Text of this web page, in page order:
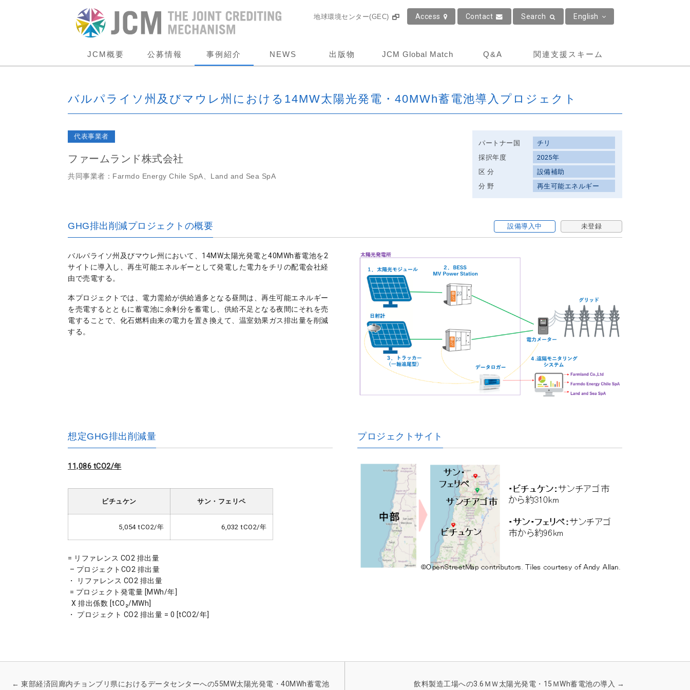
地球環境センター(GEC) Access Contact Search English
JCM概要 公募情報 事例紹介 NEWS 出版物 JCM Global Match Q&A 関連支援スキーム
バルパライソ州及びマウレ州における14MW太陽光発電・40MWh蓄電池導入プロジェクト
代表事業者
ファームランド株式会社
共同事業者：Farmdo Energy Chile SpA、Land and Sea SpA
パートナー国
チリ
採択年度
2025年
区 分
設備補助
分 野
再生可能エネルギー
未登録
設備導入中
GHG排出削減プロジェクトの概要
バルパライソ州及びマウレ州において、14MW太陽光発電と40MWh蓄電池を2
サイトに導入し、再生可能エネルギーとして発電した電力をチリの配電会社経
由で売電する。
本プロジェクトでは、電力需給が供給過多となる昼間は、再生可能エネルギー
を売電するとともに蓄電池に余剰分を蓄電し、供給不足となる夜間にそれを売
電することで、化石燃料由来の電力を置き換えて、温室効果ガス排出量を削減
する。
想定GHG排出削減量
11,086 tCO2/年
ビチュケン サン・フェリペ
5,054 tCO2/年 6,032 tCO2/年
= リファレンス CO2 排出量
– プロジェクトCO2 排出量
・ リファレンス CO2 排出量
= プロジェクト発電量 [MWh/年]
X 排出係数 [tCO₂/MWh]
・ プロジェクト CO2 排出量 = 0 [tCO2/年]
プロジェクトサイト
飲料製造工場への3.6ＭＷ太陽光発電・15ＭWh蓄電池の導入 →
← 東部経済回廊内チョンブリ県におけるデータセンターへの55MW太陽光発電・40MWh蓄電池